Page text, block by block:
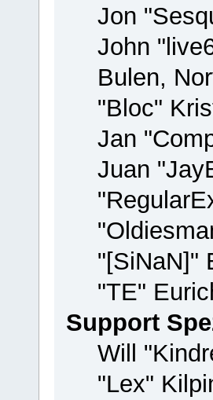
Jon
John
Bulen,
"Bloc"
Jan
Juan
"[SiNaN]"
"TE"
Support
Will
"Lex"